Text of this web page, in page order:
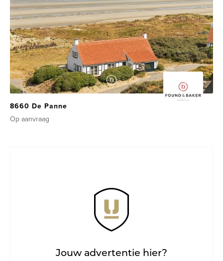
8660 De Panne
Op aanvraag
Jouw advertentie hier?